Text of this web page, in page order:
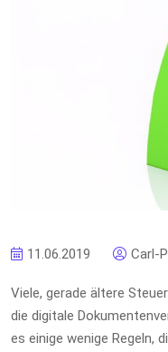
11.06.2019 Carl-
Viele, gerade ältere
die digitale
es einige wenige Regeln,